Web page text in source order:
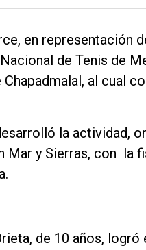
en representación
de Tenis de
al cual
la actividad,
Mar y Sierras, con la
de 10 años,